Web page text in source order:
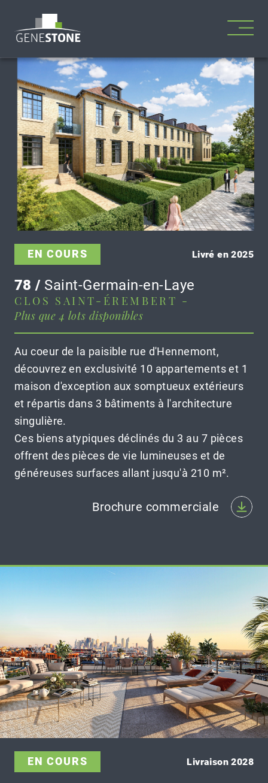
EN COURS Livré en 2025
78 / Saint-Germain-en-Laye
CLOS SAINT-ÉREMBERT -
Plus que 4 lots disponibles
Au coeur de la paisible rue d'Hennemont,
découvrez en exclusivité 10 appartements et 1
maison d'exception aux somptueux extérieurs
et répartis dans 3 bâtiments à l'architecture
singulière.
Ces biens atypiques déclinés du 3 au 7 pièces
offrent des pièces de vie lumineuses et de
généreuses surfaces allant jusqu'à 210 m².
Brochure commerciale
EN COURS Livraison 2028